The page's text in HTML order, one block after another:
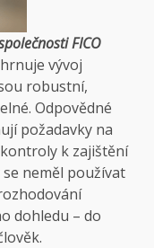
FICO
vývoj
robustní,
Odpovědné
požadavky na
k zajištění
neměl používat
dohledu – do